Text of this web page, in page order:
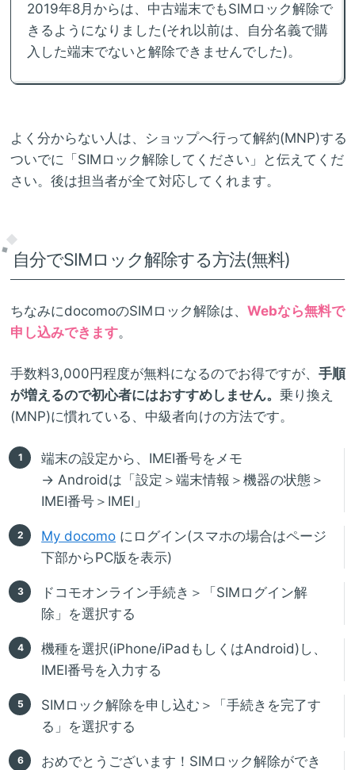
2019年8月からは、中古端末でもSIMロック解除で
きるようになりました(それ以前は、自分名義で購
入した端末でないと解除できませんでした)。
よく分からない人は、ショップへ行って解約(MNP)する
ついでに「SIMロック解除してください」と伝えてくだ
さい。後は担当者が全て対応してくれます。
自分でSIMロック解除する方法(無料)
ちなみにdocomoのSIMロック解除は、 Webなら無料で
申し込みできます。
手数料3,000円程度が無料になるのでお得ですが、 手順
が増えるので初心者にはおすすめしません。 乗り換え
(MNP)に慣れている、中級者向けの方法です。
端末の設定から、IMEI番号をメモ
→ Androidは「設定＞端末情報＞機器の状態＞
IMEI番号＞IMEI」
My docomo にログイン(スマホの場合はページ
下部からPC版を表示)
ドコモオンライン手続き＞「SIMログイン解
除」を選択する
機種を選択(iPhone/iPadもしくはAndroid)し、
IMEI番号を入力する
SIMロック解除を申し込む＞「手続きを完了す
る」を選択する
おめでとうございます！SIMロック解除ができ